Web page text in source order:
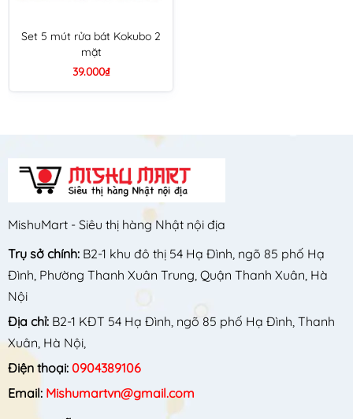
Set 5 mút rửa bát Kokubo 2
mặt
39.000₫
MishuMart - Siêu thị hàng Nhật nội địa
Trụ sở chính: B2-1 khu đô thị 54 Hạ Đình, ngõ 85 phố Hạ
Đình, Phường Thanh Xuân Trung, Quận Thanh Xuân, Hà
Nội
Địa chỉ: B2-1 KĐT 54 Hạ Đình, ngõ 85 phố Hạ Đình, Thanh
Xuân, Hà Nội,
Điện thoại: 0904389106
Email: Mishumartvn@gmail.com